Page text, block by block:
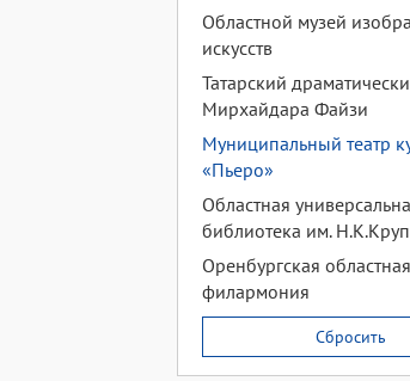
Областной музей
искусств
Татарский
Мирхайдара Файзи
Муниципальный театр
«Пьеро»
Областная
библиотека им.
Оренбургская областная
филармония
Сбросить